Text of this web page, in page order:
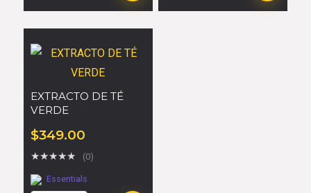
EXTRACTO DE TÉ
VERDE
$349.00
★★★★★ (0)
Essentials